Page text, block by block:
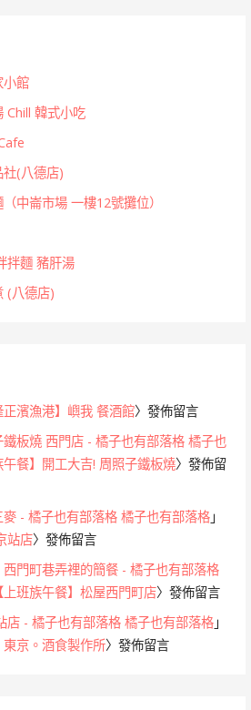
小館
Chill 韓式小吃
社(八德店)
中崙市場 一樓12號攤位）
拌麵 豬肝湯
(八德店)
正濱漁港】嶼我 餐酒館〉發佈留言
鐵板燒 西門店 - 橘子也有部落格 橘子也
午餐】開工大吉! 周照子鐵板燒〉發佈留
麥 - 橘子也有部落格 橘子也有部落格 」
站店〉發佈留言
西門町巷弄裡的簡餐 - 橘子也有部落格
【上班族午餐】松屋西門町店〉發佈留言
店 - 橘子也有部落格 橘子也有部落格 」
東京。酒食製作所〉發佈留言